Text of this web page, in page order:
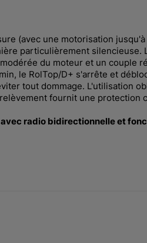
(avec une motorisation
particulièrement silencieuse.
du moteur et un couple
le RolTop/D+ s'arrête et
tout dommage. L'utilisation
fournit une protection
radio bidirectionnelle et